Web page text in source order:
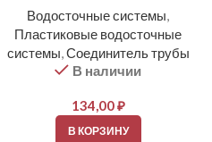
Водосточные системы,
Пластиковые водосточные
системы,Соединитель трубы
В наличии
134,00₽
В КОРЗИНУ